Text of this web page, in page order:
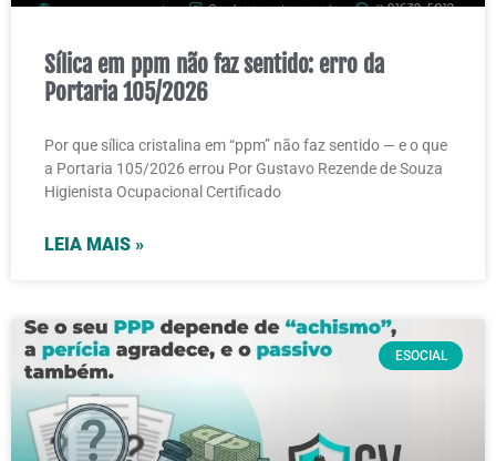
Sílica em ppm não faz sentido: erro da
Portaria 105/2026
Por que sílica cristalina em “ppm” não faz sentido — e o que
a Portaria 105/2026 errou Por Gustavo Rezende de Souza
Higienista Ocupacional Certificado
LEIA MAIS »
ESOCIAL